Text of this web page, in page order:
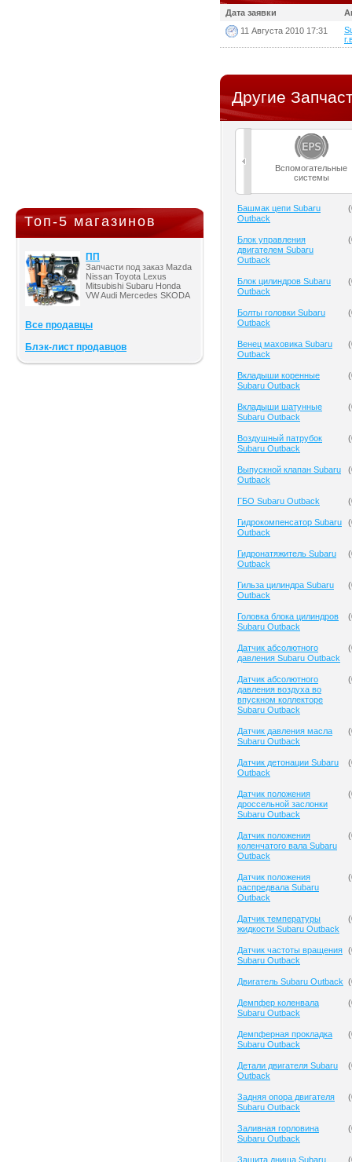
Топ-5 магазинов
ПП
Запчасти под заказ Mazda
Nissan Toyota Lexus
Mitsubishi Subaru Honda
VW Audi Mercedes SKODA
Все продавцы
Блэк-лист продавцов
Дата заявки
11 Августа 2010 17:31
Другие
Вспомогательные
системы
Башмак цепи Subaru
Outback
(
Блок управления
двигателем Subaru
Outback
(
Блок цилиндров Subaru
Outback
(
Болты головки Subaru
Outback
(
Венец маховика Subaru
Outback
(
Вкладыши коренные
Subaru Outback
(
Вкладыши шатунные
Subaru Outback
(
Воздушный патрубок
Subaru Outback
(
Выпускной клапан Subaru
Outback
(
ГБО Subaru Outback (
Гидрокомпенсатор Subaru
Outback
(
Гидронатяжитель Subaru
Outback
(
Гильза цилиндра Subaru
Outback
(
Головка блока цилиндров
Subaru Outback
(
Датчик абсолютного
давления Subaru Outback
(
Датчик абсолютного
давления воздуха во
впускном коллекторе
Subaru Outback
(
Датчик давления масла
Subaru Outback
(
Датчик детонации Subaru
Outback
(
Датчик положения
дроссельной заслонки
Subaru Outback
(
Датчик положения
коленчатого вала Subaru
Outback
(
Датчик положения
распредвала Subaru
Outback
(
Датчик температуры
жидкости Subaru Outback
(
Датчик частоты вращения
Subaru Outback
(
Двигатель Subaru Outback (
Демпфер коленвала
Subaru Outback
(
Демпферная прокладка
Subaru Outback
(
Детали двигателя Subaru
Outback
(
Задняя опора двигателя
Subaru Outback
(
Заливная горловина
Subaru Outback
(
Защита днища Subaru (